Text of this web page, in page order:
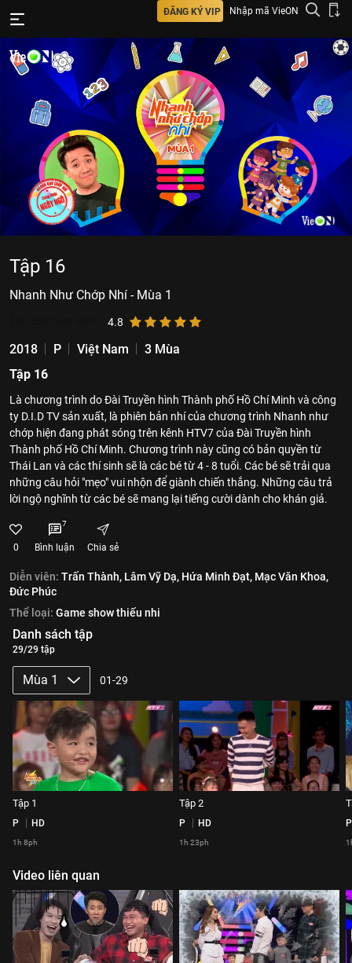
ĐĂNG KÝ VIP Nhập mã VieON
Tập 16
Nhanh Như Chớp Nhí - Mùa 1
4.8
2018 P Việt Nam
3 Mùa
Tập 16
Là chương trình do Đài Truyền hình Thành phố Hồ Chí Minh và công
ty D.I.D TV sản xuất, là phiên bản nhí của chương trình Nhanh như
chớp hiện đang phát sóng trên kênh HTV7 của Đài Truyền hình
Thành phố Hồ Chí Minh. Chương trình này cũng có bản quyền từ
Thái Lan và các thí sinh sẽ là các bé từ 4 - 8 tuổi. Các bé sẽ trải qua
những câu hỏi "mẹo" vui nhộn để giành chiến thắng. Những câu trả
lời ngộ nghĩnh từ các bé sẽ mang lại tiếng cười dành cho khán giả.
0
7
Bình luận Chia sẻ
Diễn viên: Trấn Thành, Lâm Vỹ Dạ, Hứa Minh Đạt, Mạc Văn Khoa,
Đức Phúc
Thể loại: Game show thiếu nhi
Danh sách tập
29/29 tập
Mùa 1 01-29
Tập 1
P HD
1h 8ph
Tập 2
P HD
1h 23ph
P
Video liên quan